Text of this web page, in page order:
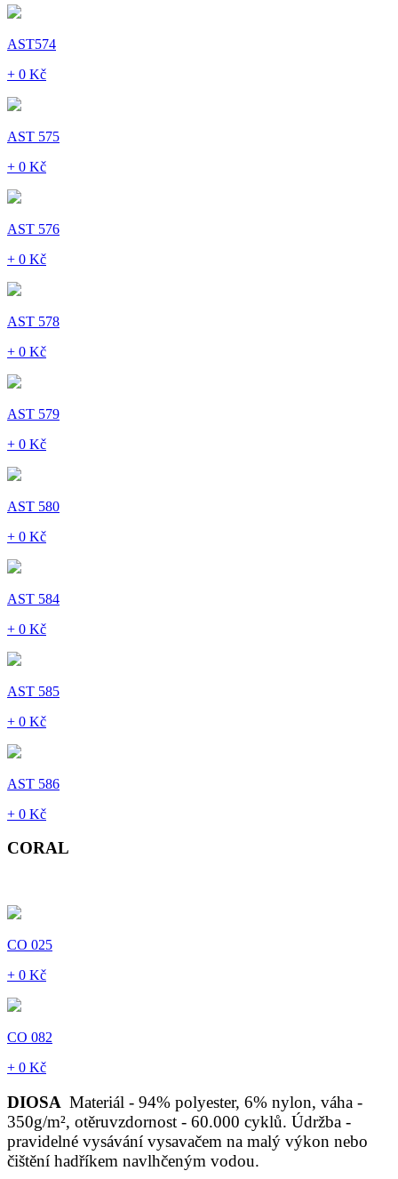
AST574
+ 0 Kč
AST 575
+ 0 Kč
AST 576
+ 0 Kč
AST 578
+ 0 Kč
AST 579
+ 0 Kč
AST 580
+ 0 Kč
AST 584
+ 0 Kč
AST 585
+ 0 Kč
AST 586
+ 0 Kč
CORAL
CO 025
+ 0 Kč
CO 082
+ 0 Kč
DIOSA Materiál - 94% polyester, 6% nylon, váha -
350g/m², otěruvzdornost - 60.000 cyklů. Údržba -
pravidelné vysávání vysavačem na malý výkon nebo
čištění hadříkem navlhčeným vodou.